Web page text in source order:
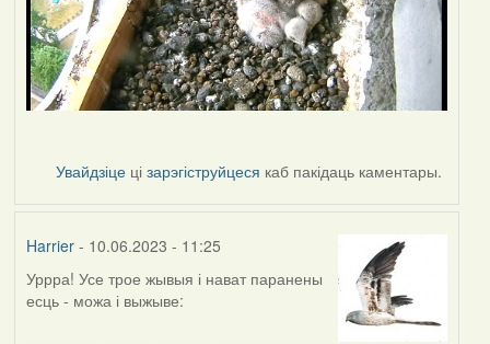
Увайдзіце цізарэгіструйцеся каб пакідаць каментары.
Harrier- 10.06.2023 - 11:25
Уррра! Усе трое жывыя і нават паранены
есць - можа і выжыве: